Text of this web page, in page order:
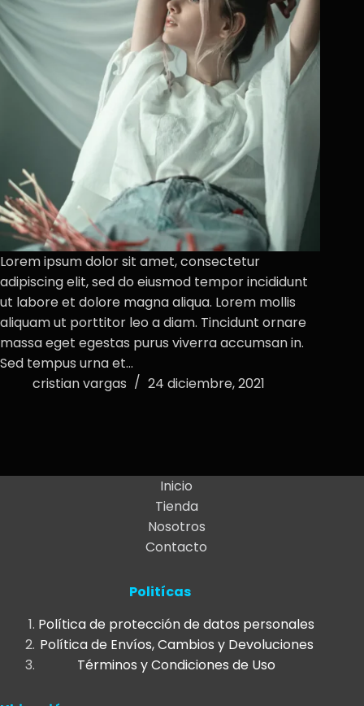
Lorem ipsum dolor sit amet, consectetur
adipiscing elit, sed do eiusmod tempor incididunt
ut labore et dolore magna aliqua. Lorem mollis
aliquam ut porttitor leo a diam. Tincidunt ornare
massa eget egestas purus viverra accumsan in.
Sed tempus urna et…
cristian vargas
24 diciembre, 2021
Inicio
Tienda
Nosotros
Contacto
Politícas
Política de protección de datos personales
Política de Envíos, Cambios y Devoluciones
Términos y Condiciones de Uso